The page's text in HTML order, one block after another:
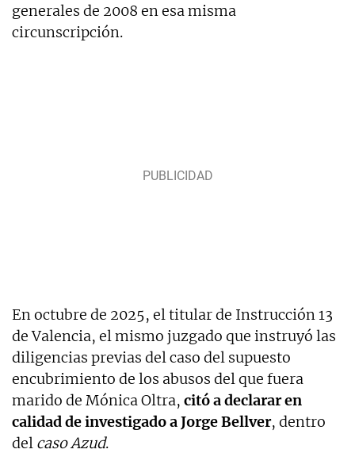
generales de 2008 en esa misma
circunscripción.
En octubre de 2025, el titular de Instrucción 13
de Valencia, el mismo juzgado que instruyó las
diligencias previas del caso del supuesto
encubrimiento de los abusos del que fuera
marido de Mónica Oltra, citó a declarar en
calidad de investigado a Jorge Bellver, dentro
del caso Azud.